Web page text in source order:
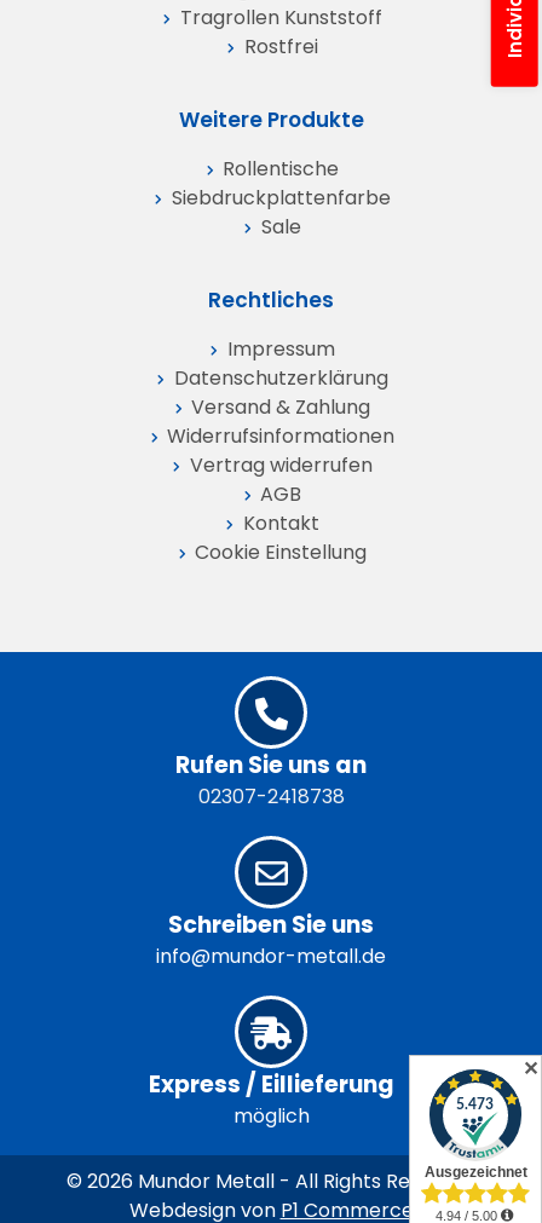
Tragrollen Kunststoff
Rostfrei
Weitere Produkte
Rollentische
Siebdruckplattenfarbe
Sale
Rechtliches
Impressum
Datenschutz­erklärung
Versand & Zahlung
Widerrufs­informationen
Vertrag widerrufen
AGB
Kontakt
Cookie Einstellung
Rufen Sie uns an
02307-2418738
Schreiben Sie uns
info@mundor-metall.de
Express / Eillieferung
möglich
© 2026 Mundor Metall - All Rights Reserved
Webdesign von P1 Commerce
✕